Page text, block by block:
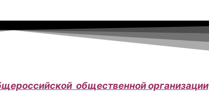
общественной организации